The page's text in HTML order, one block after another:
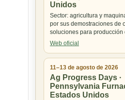
Unidos
Sector: agricultura y
por sus demostraciones de
soluciones para producción
Web oficial
11–13 de agosto de 2026
Ag Progress Days ·
Pennsylvania
Estados Unidos